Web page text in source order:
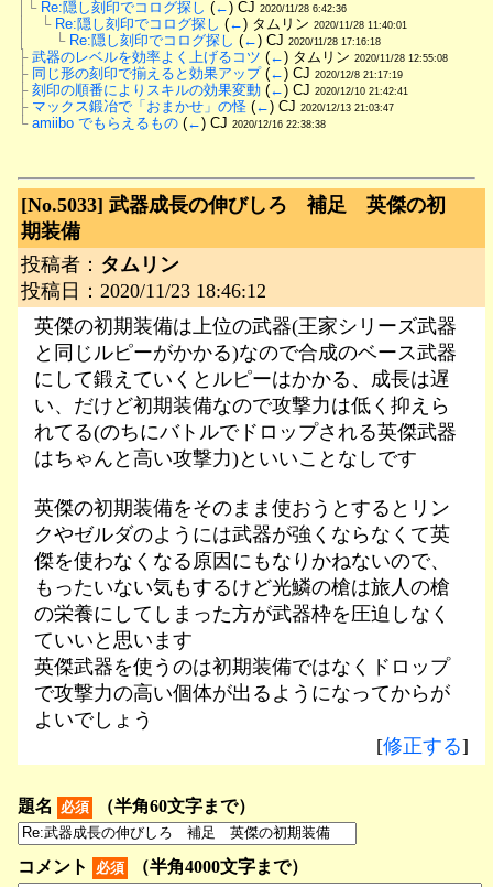
│└ Re:隠し刻印でコログ探し (←) CJ 2020/11/28 6:42:36
│　└ Re:隠し刻印でコログ探し (←) タムリン 2020/11/28 11:40:01
│　　└ Re:隠し刻印でコログ探し (←) CJ 2020/11/28 17:16:18
├ 武器のレベルを効率よく上げるコツ (←) タムリン 2020/11/28 12:55:08
├ 同じ形の刻印で揃えると効果アップ (←) CJ 2020/12/8 21:17:19
├ 刻印の順番によりスキルの効果変動 (←) CJ 2020/12/10 21:42:41
├ マックス鍛冶で「おまかせ」の怪 (←) CJ 2020/12/13 21:03:47
└ amiibo でもらえるもの (←) CJ 2020/12/16 22:38:38
[No.5033] 武器成長の伸びしろ 補足 英傑の初
期装備
投稿者： タムリン
投稿日：2020/11/23 18:46:12
英傑の初期装備は上位の武器(王家シリーズ武器
と同じルピーがかかる)なので合成のベース武器
にして鍛えていくとルピーはかかる、成長は遅
い、だけど初期装備なので攻撃力は低く抑えら
れてる(のちにバトルでドロップされる英傑武器
はちゃんと高い攻撃力)といいことなしです
英傑の初期装備をそのまま使おうとするとリン
クやゼルダのようには武器が強くならなくて英
傑を使わなくなる原因にもなりかねないので、
もったいない気もするけど光鱗の槍は旅人の槍
の栄養にしてしまった方が武器枠を圧迫しなく
ていいと思います
英傑武器を使うのは初期装備ではなくドロップ
で攻撃力の高い個体が出るようになってからが
よいでしょう
[修正する]
題名 必須 （半角60文字まで）
コメント 必須 （半角4000文字まで）